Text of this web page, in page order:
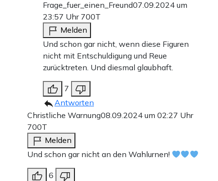
Frage_fuer_einen_Freund07.09.2024 um
23:57 Uhr 700T
Melden
Und schon gar nicht, wenn diese Figuren
nicht mit Entschuldigung und Reue
zurücktreten. Und diesmal glaubhaft.
7
Antworten
Christliche Warnung08.09.2024 um 02:27 Uhr
700T
Melden
Und schon gar nicht an den Wahlurnen!
6